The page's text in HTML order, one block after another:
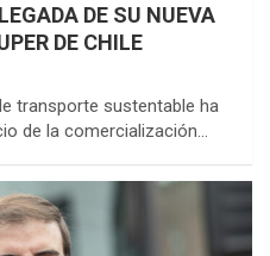
DE SU NUEVA
DE CHILE
transporte sustentable ha
de la comercialización…